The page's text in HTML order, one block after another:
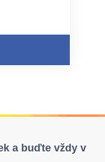
a buďte vždy v